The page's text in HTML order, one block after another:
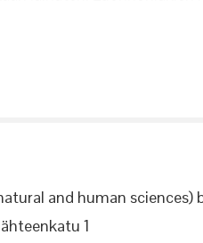
and human sciences)
1